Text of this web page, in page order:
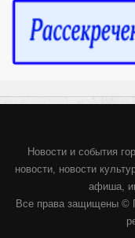
Новости и события
новости, новости
афиша,
Все права защищены ©